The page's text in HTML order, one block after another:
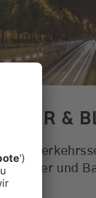
Alle Aktionen.
das Wetter für
weitere
&
Blitzer und